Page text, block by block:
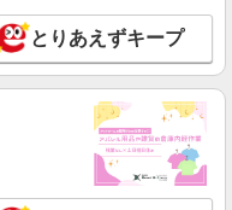
とりあえずキープ